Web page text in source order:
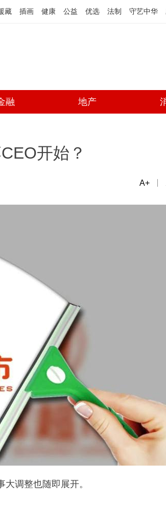
藏 插画 健康 公益 优选 法制 守艺中华
融 地产
开始？
A+
调整也随即展开。